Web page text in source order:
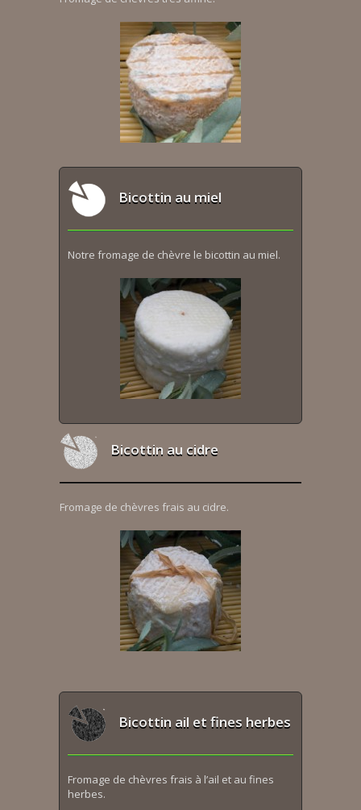
Bicottin au miel
Notre fromage de chèvre le bicottin au miel.
Bicottin au cidre
Fromage de chèvres frais au cidre.
Bicottin ail et fines herbes
Fromage de chèvres frais à l’ail et au fines
herbes.